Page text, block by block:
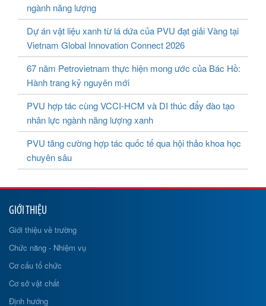
ngành năng lượng
Dự án vật liệu xanh từ lá dứa của PVU đạt giải Vàng tại
Vietnam Global Innovation Connect 2026
67 năm Petrovietnam thực hiện mong ước của Bác Hồ:
Hành trang kỷ nguyên mới
PVU hợp tác cùng VCCI-HCM và DI thúc đẩy đào tạo
nhân lực ngành năng lượng xanh
PVU tăng cường hợp tác quốc tế qua hội thảo khoa học
chuyên sâu
GIỚI THIỆU
Giới thiệu về trường
Chức năng - Nhiệm vụ
Cơ cấu tổ chức
Cơ sở vật chất
Định hướng